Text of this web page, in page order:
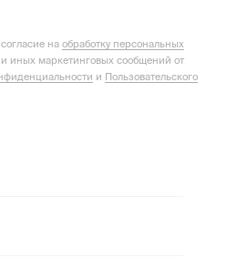
на обработку персональных
иных маркетинговых сообщений от
и Пользовательского